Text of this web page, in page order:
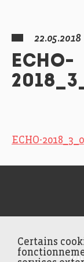
22.05.2018
ECHO-
ECHO-
Certains